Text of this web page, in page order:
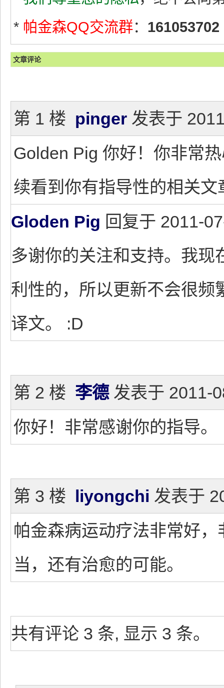
* 帕金森QQ交流群： 161053702
文章评论
第 1 楼 pinger 发表于
Golden Pig 你好！你非常
续看到你有指导性的相关文
Gloden Pig 回复于 2011-
多谢你的关注和支持。我
利性的，所以更新不会很频
译文。 :D
第 2 楼 李德发表于 2011-
你好！非常感谢你的指导。
第 3 楼 liyongchi 发表于
帕金森病运动疗法非常好
当，还有治愈的可能。
共有评论 3 条, 显示 3 条。